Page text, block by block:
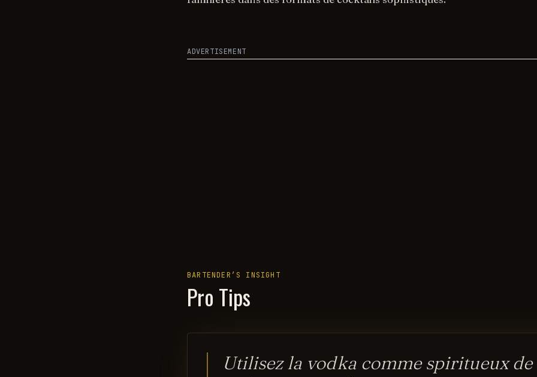
ADVERTISEMENT
BARTENDER’S INSIGHT
Pro Tips
Utilisez la vodka comme spiritueux